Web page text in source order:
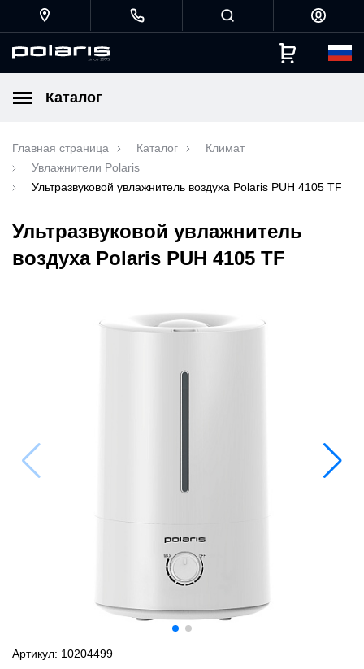
Каталог
Главная страница Каталог
Климат
Увлажнители Polaris
Ультразвуковой увлажнитель воздуха Polaris PUH 4105 TF
Ультразвуковой увлажнитель
воздуха Polaris PUH 4105 TF
Артикул: 10204499